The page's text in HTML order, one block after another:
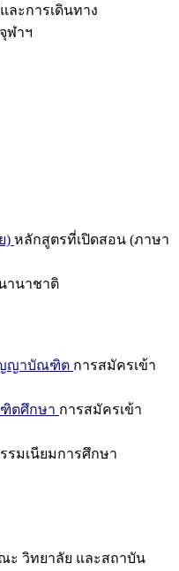
ละการเดินทาง
ฬาฯ
) หลักสูตรที่เปิดสอน (ภาษา
านาชาติ
ญญาบัณฑิต การสมัครเข้า
ตศึกษา การสมัครเข้า
รมเนียมการศึกษา
ะ วิทยาลัย และสถาบัน